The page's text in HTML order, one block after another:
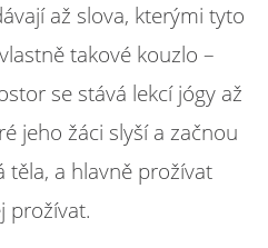
až slova, kterými tyto
takové kouzlo –
se stává lekcí jógy až
jeho žáci slyší a začnou
a hlavně prožívat
prožívat.